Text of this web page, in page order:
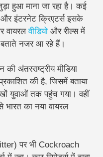
हुआ माना जा रहा है। कई
और इंटरनेट क्रिएटर्स इसके
वायरलवीडियो और रील्स में
नजर आ रहे हैं।
अंतरराष्ट्रीय मीडिया
की है, जिसमें बताया
युवाओं तक पहुंच गया। वहीं
भारत का नया वायरल
पर भी Cockroach